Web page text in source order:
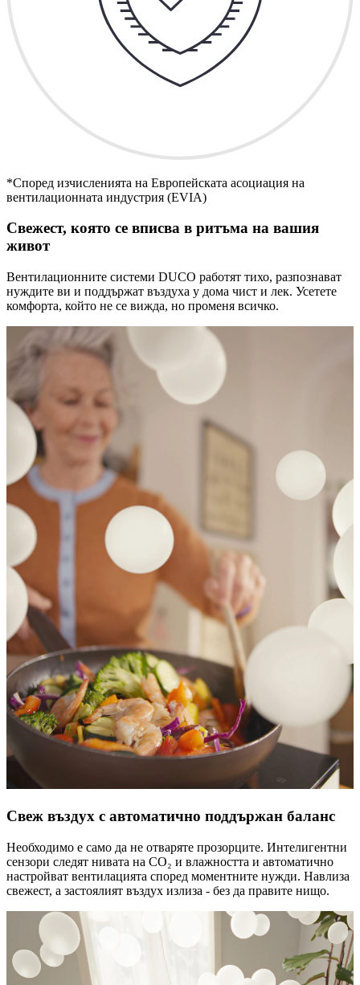
*Според изчисленията на Европейската асоциация на
вентилационната индустрия (EVIA)
Свежест, която се вписва в ритъма на вашия
живот
Вентилационните системи DUCO работят тихо, разпознават
нуждите ви и поддържат въздуха у дома чист и лек. Усетете
комфорта, който не се вижда, но променя всичко.
Свеж въздух с автоматично поддържан баланс
Необходимо е само да не отваряте прозорците. Интелигентни
сензори следят нивата на CO₂ и влажността и автоматично
настройват вентилацията според моментните нужди. Навлиза
свежест, а застоялият въздух излиза - без да правите нищо.